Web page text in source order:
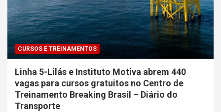
CURSOS E TREINAMENTOS
Linha 5-Lilás e Instituto Motiva abrem 440
vagas para cursos gratuitos no Centro de
Treinamento Breaking Brasil – Diário do
Transporte